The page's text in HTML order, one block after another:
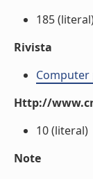
185
Rivista
Computer
Http://
10 (literal)
Note